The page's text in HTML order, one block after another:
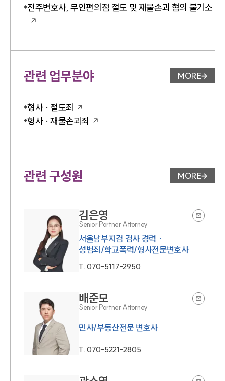
전주변호사, 무인편의점 절도 및 재물손괴 혐의 불기소
관련 업무분야 업무분야
MORE
형사 · 절도죄
형사 · 재물손괴죄
관련 구성원 변호사 페
MORE
김은영
Senior Partner Attorney
서울남부지검 검사 경력 ·
성범죄/학교폭력/형사전문변호사
T.070-5117-2950
배준모
Senior Partner Attorney
민사/부동산전문 변호사
T.070-5221-2805